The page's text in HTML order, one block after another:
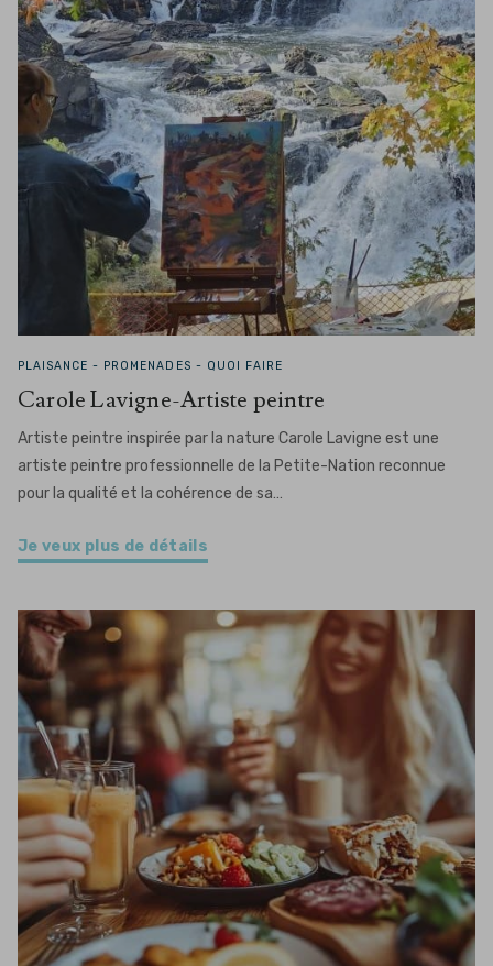
PLAISANCE - PROMENADES - QUOI FAIRE
Carole Lavigne-Artiste peintre
Artiste peintre inspirée par la nature Carole Lavigne est une
artiste peintre professionnelle de la Petite-Nation reconnue
pour la qualité et la cohérence de sa…
Je veux plus de détails